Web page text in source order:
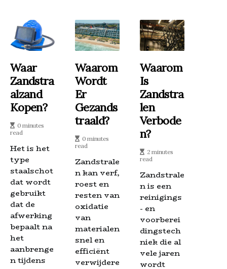
Waar
Zandstra
Alzand
Kopen?
0 minutes
read
Het is het
type
staalschot
dat wordt
gebruikt
dat de
afwerking
bepaalt na
het
aanbrenge
n tijdens
Waarom
Wordt
Er
Gezands
Traald?
0 minutes
read
Zandstrale
n kan verf,
roest en
resten van
oxidatie
van
materialen
snel en
efficiënt
verwijdere
Waarom
Is
Zandstra
Len
Verbode
N?
2 minutes
read
Zandstrale
n is een
reinigings
- en
voorberei
dingstech
niek die al
vele jaren
wordt